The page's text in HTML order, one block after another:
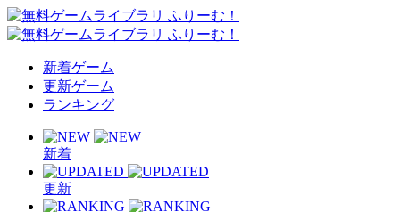
新着ゲーム
更新ゲーム
ランキング
新着
更新